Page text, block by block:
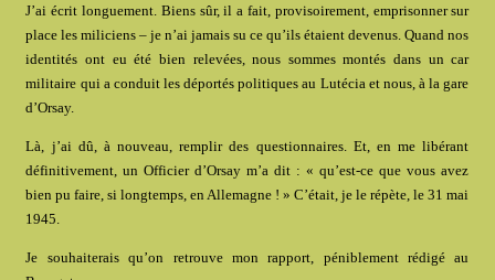
J’ai écrit longuement. Biens sûr, il a fait, provisoirement, emprisonner sur
place les miliciens – je n’ai jamais su ce qu’ils étaient devenus. Quand nos
identités ont eu été bien relevées, nous sommes montés dans un car
militaire qui a conduit les déportés politiques au Lutécia et nous, à la gare
d’Orsay.
Là, j’ai dû, à nouveau, remplir des questionnaires. Et, en me libérant
définitivement, un Officier d’Orsay m’a dit : « qu’est-ce que vous avez
bien pu faire, si longtemps, en Allemagne ! » C’était, je le répète, le 31 mai
1945.
Je souhaiterais qu’on retrouve mon rapport, péniblement rédigé au